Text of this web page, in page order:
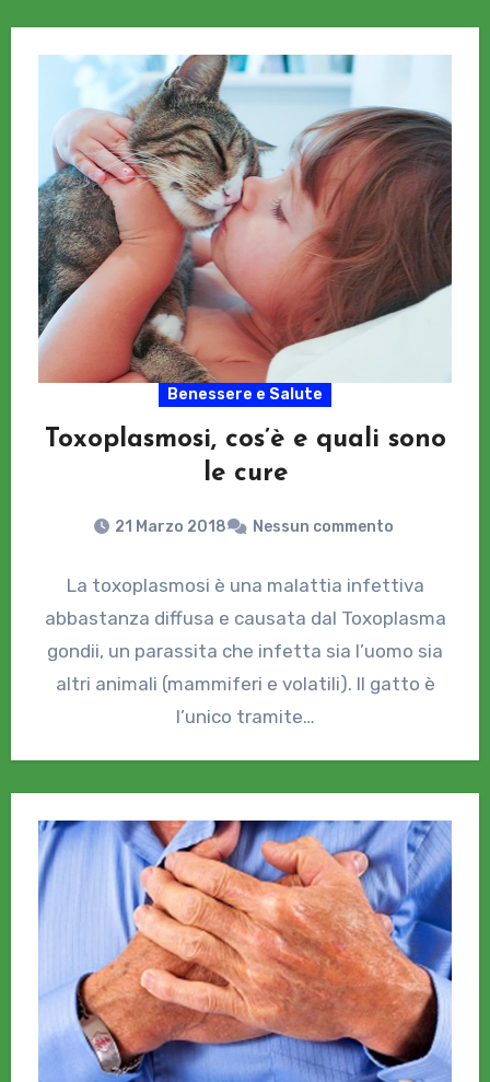
Benessere e Salute
Toxoplasmosi, cos’è e quali sono
le cure
21 Marzo 2018 Nessun commento
La toxoplasmosi è una malattia infettiva
abbastanza diffusa e causata dal Toxoplasma
gondii, un parassita che infetta sia l’uomo sia
altri animali (mammiferi e volatili). Il gatto è
l’unico tramite…